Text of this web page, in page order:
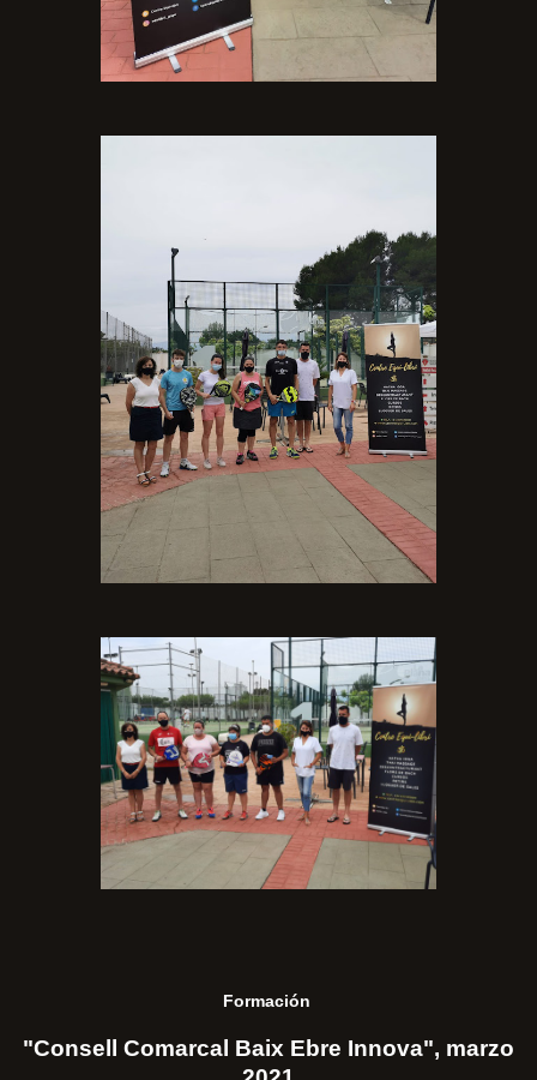
Formación
"Consell Comarcal Baix Ebre Innova", marzo